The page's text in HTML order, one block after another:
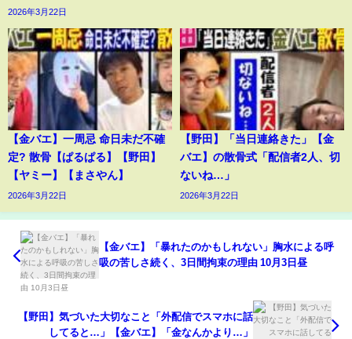
2026年3月22日
【金バエ】一周忌 命日未だ不確
定? 散骨【ぱるぱる】【野田】
【ヤミー】【まさやん】
2026年3月22日
【野田】「当日連絡きた」【金
バエ】の散骨式「配信者2人、切
ないね…」
2026年3月22日
【金バエ】「暴れたのかもしれない」胸水による呼
吸の苦しさ続く、3日間拘束の理由 10月3日昼
【野田】気づいた大切なこと「外配信でスマホに話
してると…」【金バエ】「金なんかより…」